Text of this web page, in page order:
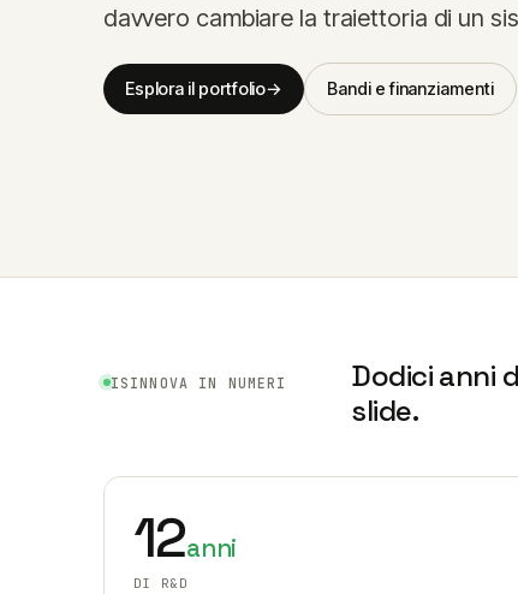
davvero cambiare la traiettoria di un
Esplora il portfolio→ Bandi e finanziamenti
ISINNOVA IN NUMERI Dodici anni
slide.
12anni
DI R&D